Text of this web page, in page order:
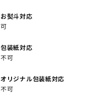
お熨斗対応
可
包装紙対応
不可
オリジナル包装紙対応
不可